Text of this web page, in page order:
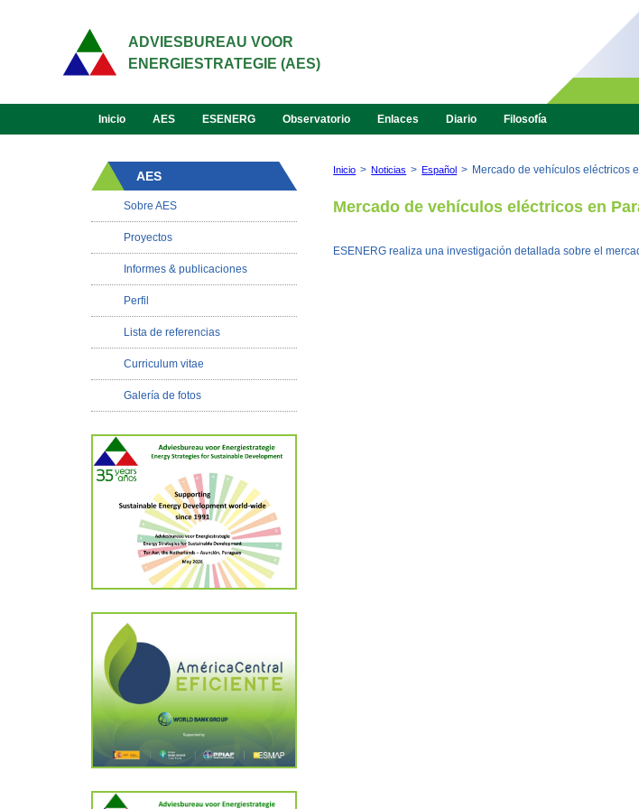
ADVIESBUREAU VOOR
ENERGIESTRATEGIE (AES)
Inicio AES ESENERG Observatorio Enlaces Diario Filosofía
AES
Sobre AES
Proyectos
Informes & publicaciones
Perfil
Lista de referencias
Curriculum vitae
Galería de fotos
Inicio > Noticias > Español > Mercado de vehículos eléctricos
Mercado de vehículos eléctricos en
ESENERG realiza una investigación detallada sobre el